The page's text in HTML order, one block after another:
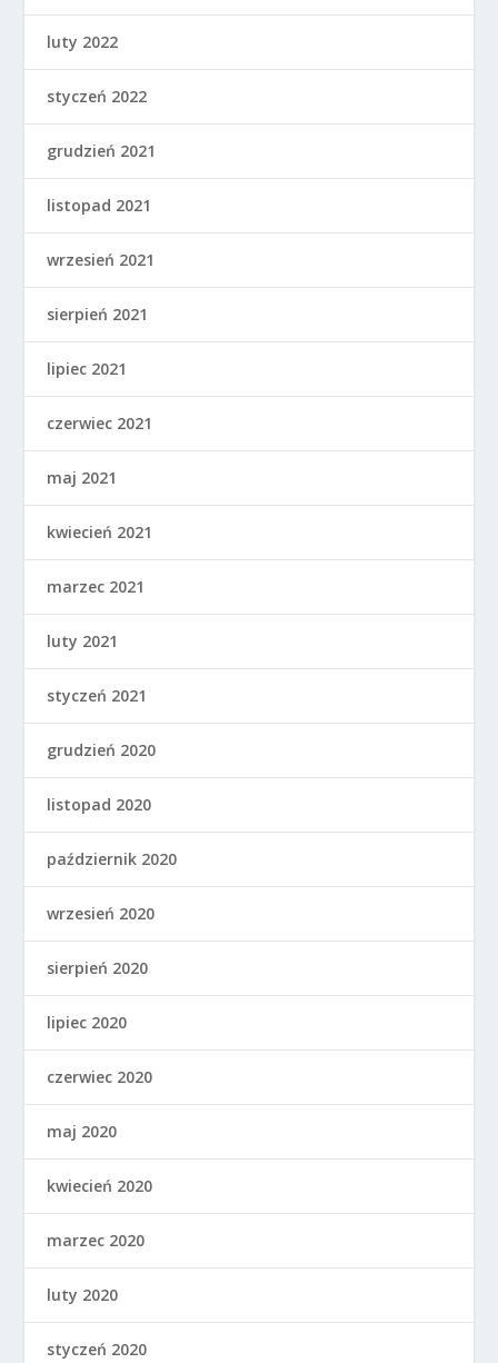
luty 2022
styczeń 2022
grudzień 2021
listopad 2021
wrzesień 2021
sierpień 2021
lipiec 2021
czerwiec 2021
maj 2021
kwiecień 2021
marzec 2021
luty 2021
styczeń 2021
grudzień 2020
listopad 2020
październik 2020
wrzesień 2020
sierpień 2020
lipiec 2020
czerwiec 2020
maj 2020
kwiecień 2020
marzec 2020
luty 2020
styczeń 2020